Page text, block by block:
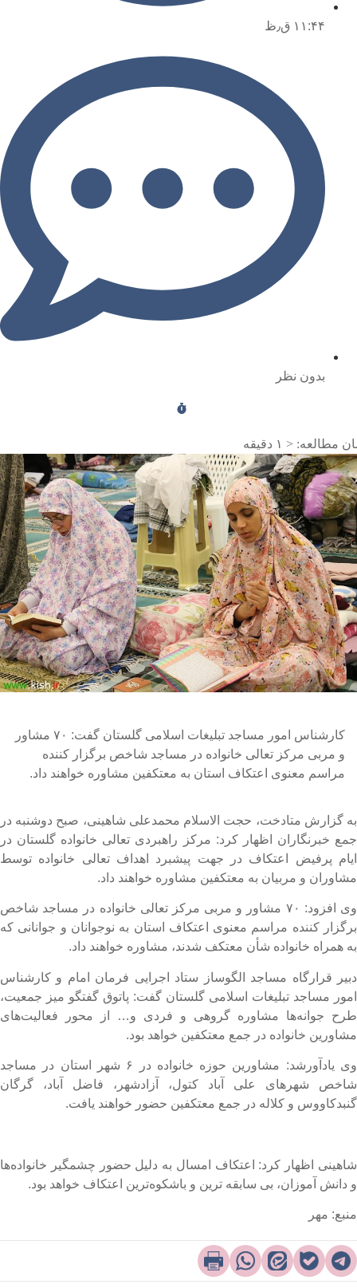
۱۱:۴۴ ق٫ظ
بدون نظر
مطالعه: < ۱ دقیقه
کارشناس امور مساجد تبلیغات اسلامی گلستان گفت: ۷۰ مشاور
و مربی مرکز تعالی خانواده در مساجد شاخص برگزار کننده
مراسم معنوی اعتکاف استان به معتکفین مشاوره خواهند داد.
گزارش متادخت، حجت الاسلام محمدعلی شاهینی، صبح دوشنبه در
خبرنگاران اظهار کرد: مرکز راهبردی تعالی خانواده گلستان در
پرفیض اعتکاف در جهت پیشبرد اهداف تعالی خانواده توسط
و مربیان به معتکفین مشاوره خواهند داد.
وی افزود: ۷۰ مشاور و مربی مرکز تعالی خانواده در مساجد شاخص
کننده مراسم معنوی اعتکاف استان به نوجوانان و جوانانی که
همراه خانواده شأن معتکف شدند، مشاوره خواهند داد.
قرارگاه مساجد الگوساز ستاد اجرایی فرمان امام و کارشناس
مساجد تبلیغات اسلامی گلستان گفت: پاتوق گفتگو میز جمعیت،
جوانه‌ها مشاوره گروهی و فردی و… از محور فعالیت‌های
خانواده در جمع معتکفین خواهد بود.
وی یادآورشد: مشاورین حوزه خانواده در ۶ شهر استان در مساجد
شهرهای علی آباد کتول، آزادشهر، فاضل آباد، گرگان
و کلاله در جمع معتکفین حضور خواهند یافت.
اظهار کرد: اعتکاف امسال به دلیل حضور چشمگیر خانواده‌ها
دانش آموزان، بی سابقه ترین و باشکوه‌ترین اعتکاف خواهد بود.
مهر